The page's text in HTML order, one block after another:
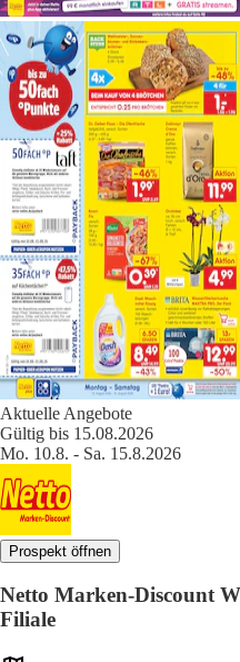
Aktuelle Angebote
Gültig bis 15.08.2026
Mo. 10.8. - Sa. 15.8.2026
Prospekt öffnen
Netto Marken-Discount
Filiale